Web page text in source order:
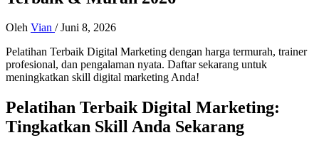
Oleh Vian /Juni 8, 2026
Pelatihan Terbaik Digital Marketing dengan harga termurah, trainer
profesional, dan pengalaman nyata. Daftar sekarang untuk
meningkatkan skill digital marketing Anda!
Pelatihan Terbaik Digital Marketing:
Tingkatkan Skill Anda Sekarang